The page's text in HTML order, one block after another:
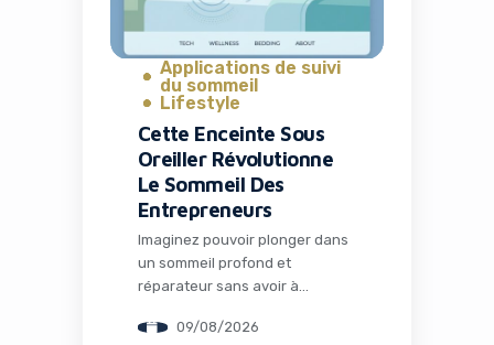
Applications de suivi
du sommeil
Lifestyle
Cette Enceinte Sous
Oreiller Révolutionne
Le Sommeil Des
Entrepreneurs
Imaginez pouvoir plonger dans
un sommeil profond et
réparateur sans avoir à
inconfortables toute la nuit,
09/08/2026